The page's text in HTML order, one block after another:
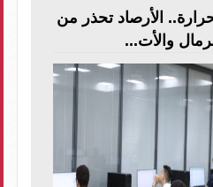
الأرصاد تحذر من
والأت...